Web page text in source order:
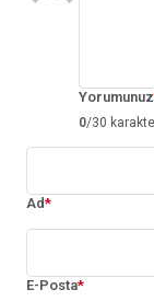
Yorumunuz
0/30
Ad*
E-Posta*